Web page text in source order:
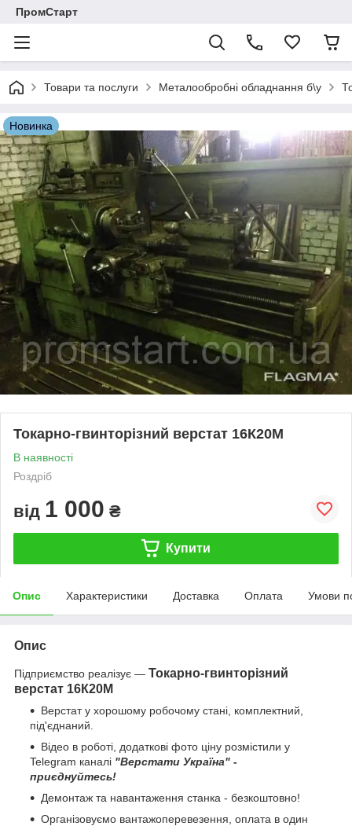
ПромСтарт
Товари та послуги Металообробні обладнання б\у
Новинка
Токарно-гвинторізний верстат 16К20М
В наявності
Роздріб
від 1 000 ₴
Купити
Опис Характеристики Доставка Оплата Умови
Опис
Підприємство реалізує — Токарно-гвинторізний
верстат 16К20М
Верстат у хорошому робочому стані, комплектний,
під'єднаний.
Відео в роботі, додаткові фото ціну розмістили у
Telegram каналі "Верстати Україна" -
приєднуйтесь!
Демонтаж та навантаження станка - безкоштовно!
Організовуємо вантажоперевезення, оплата в один